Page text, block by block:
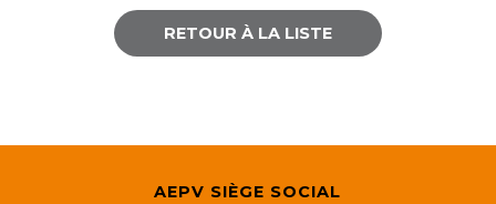
RETOUR À LA LISTE
AEPV SIÈGE SOCIAL